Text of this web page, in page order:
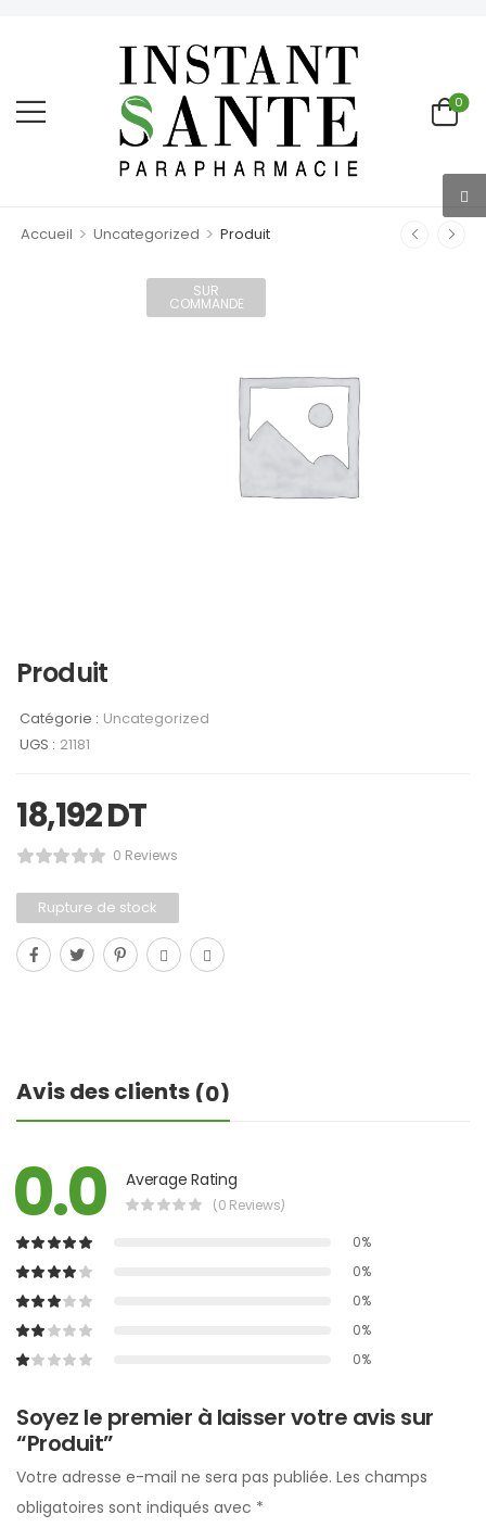
0
Accueil > Uncategorized > Produit
SUR
COMMANDE
Produit
Catégorie : Uncategorized
UGS : 21181
18,192DT
0 Reviews
Rupture de stock
Avis des clients (0)
0.0 Average Rating
(0 Reviews)
0%
0%
0%
0%
0%
Soyez le premier à laisser votre avis sur
“Produit”
Votre adresse e-mail ne sera pas publiée. Les champs
obligatoires sont indiqués avec *